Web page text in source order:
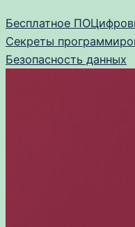
к
содержимому
Бесплатное ПО
Секреты
Безопасность данных